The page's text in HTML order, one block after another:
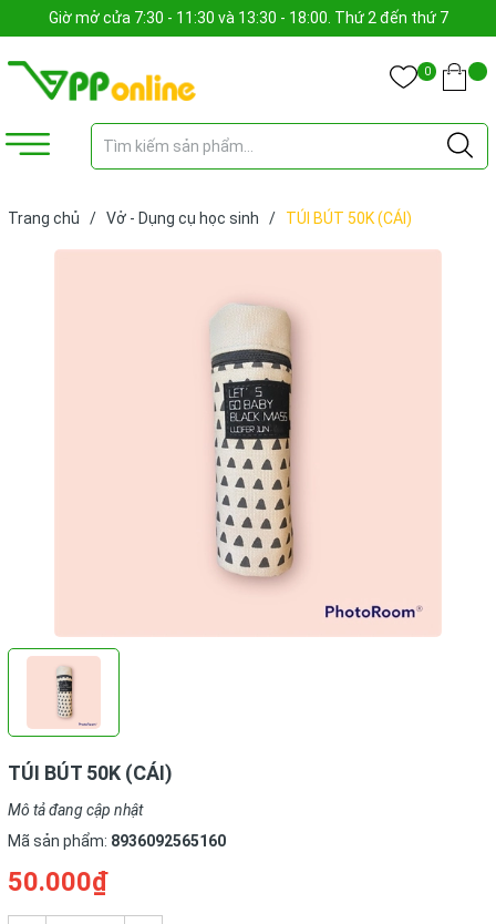
Giờ mở cửa 7:30 - 11:30 và 13:30 - 18:00. Thứ 2 đến thứ 7
0
Trang chủ / Vở - Dụng cụ học sinh / TÚI BÚT 50K (CÁI)
TÚI BÚT 50K (CÁI)
Mô tả đang cập nhật
Mã sản phẩm: 8936092565160
50.000₫